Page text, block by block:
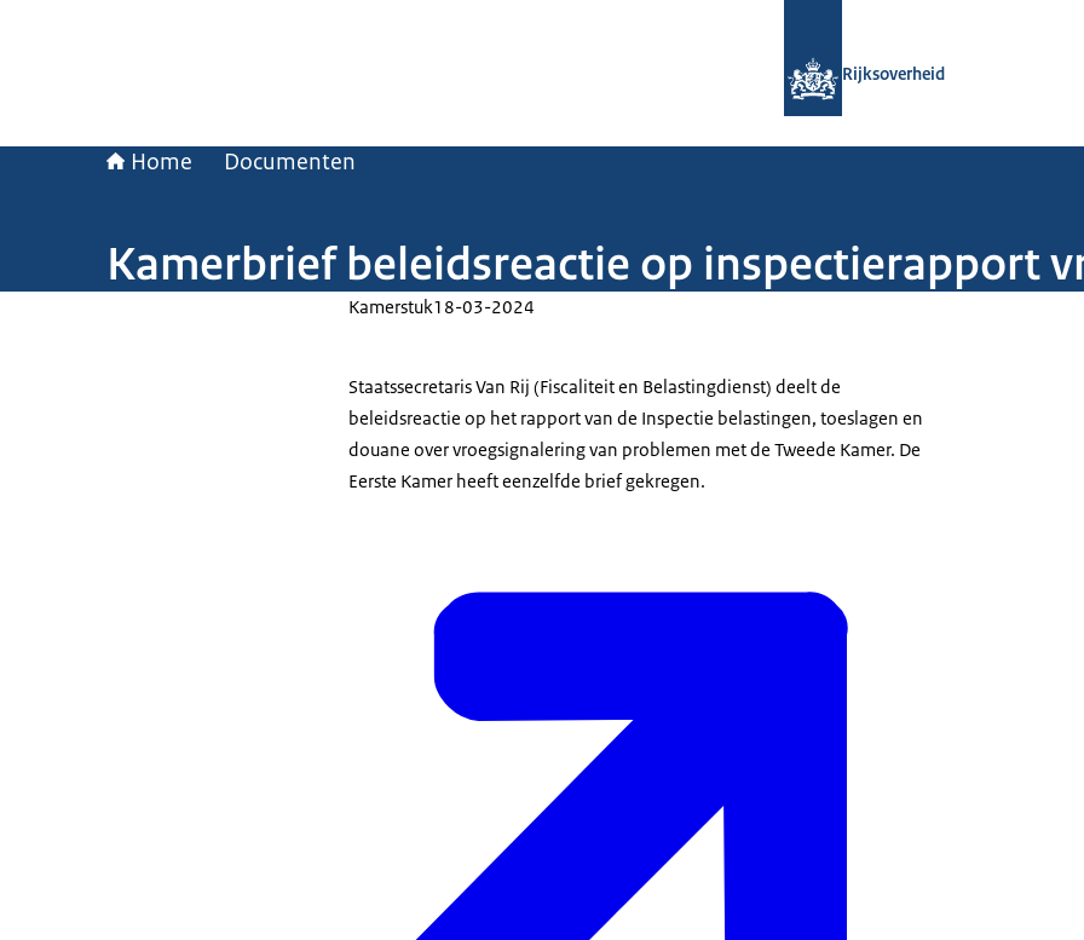
Rijksoverheid
Home Documenten
Kamerbrief beleidsreactie op inspectierapport
Kamerstuk18-03-2024
Staatssecretaris Van Rij (Fiscaliteit en Belastingdienst) deelt de
beleidsreactie op het rapport van de Inspectie belastingen, toeslagen en
douane over vroegsignalering van problemen met de Tweede Kamer. De
Eerste Kamer heeft eenzelfde brief gekregen.